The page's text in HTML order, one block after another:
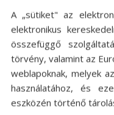
A „sütiket" az
elektronikus
összefüggő
törvény, valamint az
weblapoknak, melyek
használatához, és
eszközén történő